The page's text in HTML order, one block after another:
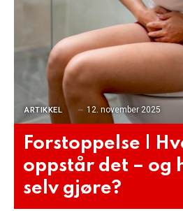
ARTIKKEL 12. november 2025
Forstoppelse |
oppstår det – og
selv gjøre?